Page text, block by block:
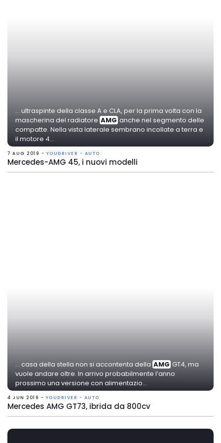
... ultraspinte della classe A e CLA, per la prima volta con la
mascherina del radiatore AMG anche nel segmento delle
compatte. Nella vista laterale sembrano incollate a terra e
il motore 4...
7 AUG 2019 - YOUDRIVER - AUTO
Mercedes-AMG 45, i nuovi modelli
... casa della stella non si accontenta della AMG GT4, ma
vuole andare oltre. In arrivo probabilmente l’anno
prossimo una versione con alimentazio...
4 JUN 2019 - YOUDRIVER - AUTO
Mercedes AMG GT73, ibrida da 800cv